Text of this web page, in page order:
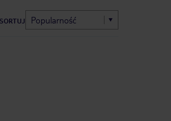
SORTUJ Popularność